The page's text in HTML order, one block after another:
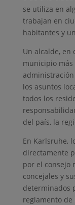
se utiliza en
trabajan en
habitantes y
Un alcalde, en
municipio más
los asuntos
todos los
del país, la
En Karlsruhe,
directamente
por el consejo
concejales y
determinados
reglamento